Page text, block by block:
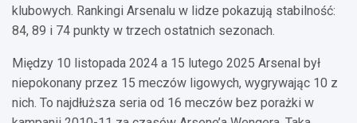
klubowych. Rankingi Arsenalu w lidze pokazują stabilność:
84, 89 i 74 punkty w trzech ostatnich sezonach.
Między 10 listopada 2024 a 15 lutego 2025 Arsenal był
niepokonany przez 15 meczów ligowych, wygrywając 10 z
nich. To najdłuższa seria od 16 meczów bez porażki w